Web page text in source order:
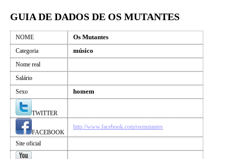
GUIA DE DADOS DE OS MUTANTES
NOME Os Mutantes
Categoria músico
Nome real
Salário
Sexo
homem
TWITTER
FACEBOOK
http://www.facebook.com/osmutantes
Site oficial